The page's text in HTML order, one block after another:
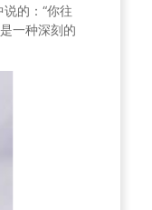
的：“你往
一种深刻的